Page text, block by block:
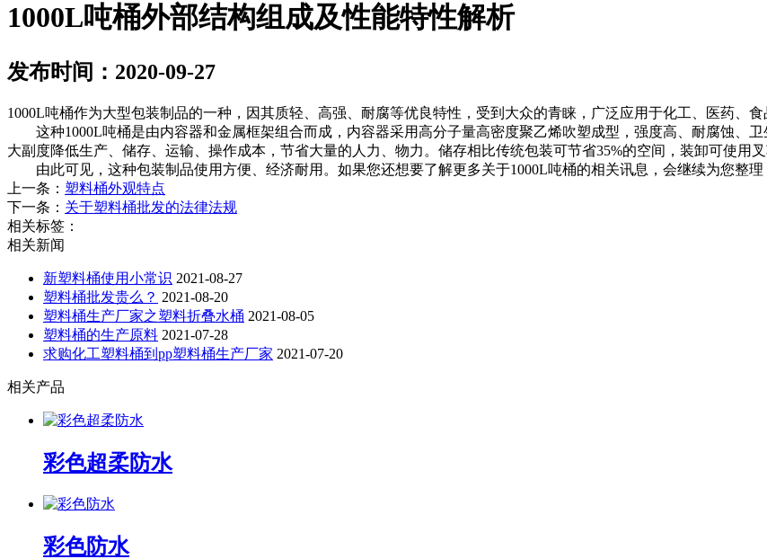
1000L吨桶外部结构组成及性能特性解析
发布时间：2020-09-27
1000L吨桶作为大型包装制品的一种，因其质轻、高强、耐腐等优良特性，受到大众的青睐，广泛应用于化工、医药、食
这种1000L吨桶是由内容器和金属框架组合而成，内容器采用高分子量高密度聚乙烯吹塑成型，强度高、耐腐蚀、
大副度降低生产、储存、运输、操作成本，节省大量的人力、物力。储存相比传统包装可节省35%的空间，装卸可使用
由此可见，这种包装制品使用方便、经济耐用。如果您还想要了解更多关于1000L吨桶的相关讯息，会继续为您整理
上一条： 塑料桶外观特点
下一条： 关于塑料桶批发的法律法规
相关标签：
相关新闻
新塑料桶使用小常识 2021-08-27
塑料桶批发贵么？ 2021-08-20
塑料桶生产厂家之塑料折叠水桶 2021-08-05
塑料桶的生产原料 2021-07-28
求购化工塑料桶到pp塑料桶生产厂家 2021-07-20
相关产品
彩色超柔防水
彩色防水